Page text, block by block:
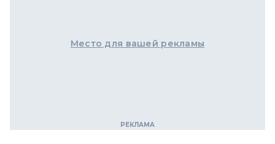
Место для вашей рекламы